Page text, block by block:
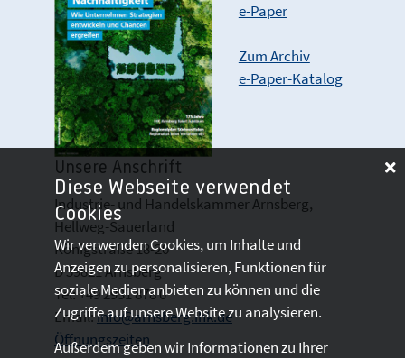
e-Paper
Zum Archiv
e-Paper-Katalog
Unsere Anschrift
Industrie- und Handelskammer Arnsberg,
Hellweg-Sauerland
Königstraße 18-20
D 59821 Arnsberg
Tel: +49 2931 878 0
Email:info@arnsberg.ihk.de
Öffnungszeiten
Diese Webseite verwendet
Cookies
Wir verwenden Cookies, um Inhalte und
Anzeigen zu personalisieren, Funktionen für
soziale Medien anbieten zu können und die
Zugriffe auf unsere Website zu analysieren.
Außerdem geben wir Informationen zu Ihrer